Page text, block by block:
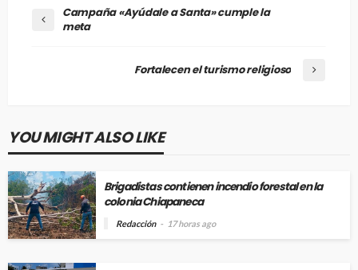
Campaña «Ayúdale a Santa» cumple la
meta
Fortalecen el turismo religioso
YOU MIGHT ALSO LIKE
Brigadistas contienen incendio forestal en la
colonia Chiapaneca
Redacción 17 horas ago